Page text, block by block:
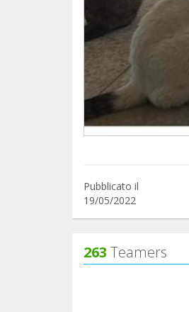
Pubblicato il
19/05/2022
263 Teamers